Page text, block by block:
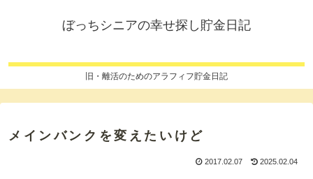
ぼっちシニアの幸せ探し貯金日記
旧・離活のためのアラフィフ貯金日記
メインバンクを変えたいけど
2017.02.07 2025.02.04